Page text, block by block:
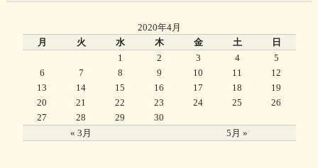
2020年4月
月
火 水 木 金 土 日
« 3月 5月 »
1 2 3 4
5
6
7 8 9 10 11
12
13
14 15 16 17 18
19
20
21 22 23 24 25
26
27
28 29 30